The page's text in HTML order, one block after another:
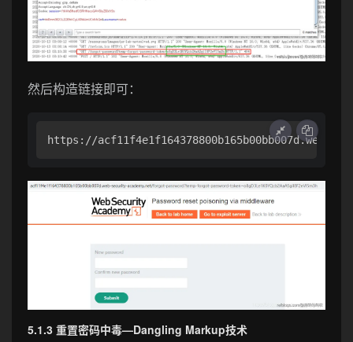
然后构造链接即可：
https://acf11f4e1f164378800b165b00bb007d.web-
5.1.3 重置密码中毒—Dangling Markup技术